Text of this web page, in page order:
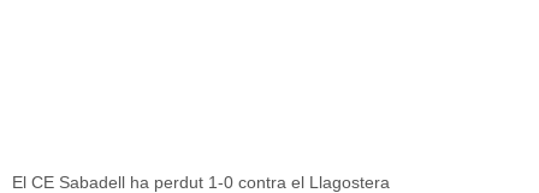
El CE Sabadell ha perdut 1-0 contra el Llagostera